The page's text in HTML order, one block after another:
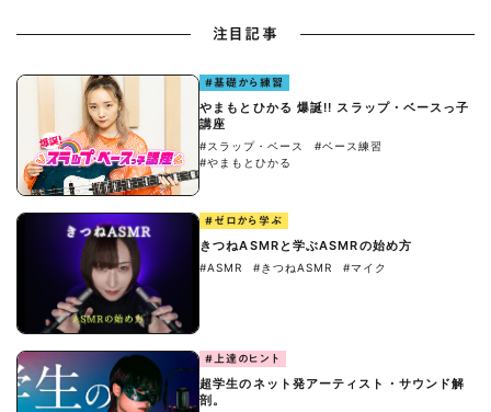
注目記事
#基礎から練習
やまもとひかる 爆誕!! スラップ・ベースっ子
講座
#スラップ・ベース
#ベース練習
#やまもとひかる
#ゼロから学ぶ
きつねASMRと学ぶASMRの始め方
#ASMR #きつねASMR #マイク
#上達のヒント
超学生のネット発アーティスト・サウンド解
剖。